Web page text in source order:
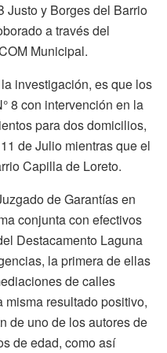
Justo y Borges del Barrio
a través del
Municipal.
investigación, es que los
8 con intervención en la
para dos domicilios,
de Julio mientras que el
Capilla de Loreto.
de Garantías en
conjunta con efectivos
Destacamento Laguna
la primera de ellas
de calles
resultado positivo,
de uno de los autores de
de edad, como así